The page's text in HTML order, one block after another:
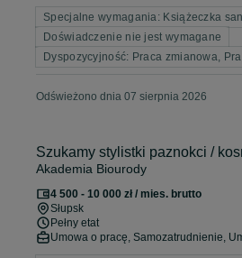
Specjalne wymagania: Książeczka
Doświadczenie nie jest wymagane
Dyspozycyjność: Praca zmianowa,
Odświeżono dnia 07 sierpnia 2026
Szukamy stylistki paznokci /
Akademia Biourody
4 500 - 10 000 zł / mies. brutto
Słupsk
Pełny etat
Umowa o pracę, Samozatrudnienie,